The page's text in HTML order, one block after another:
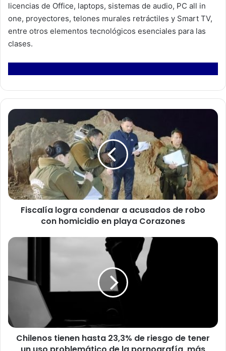
licencias de Office, laptops, sistemas de audio, PC all in
one, proyectores, telones murales retráctiles y Smart TV,
entre otros elementos tecnológicos esenciales para las
clases.
F
s
c
a
l
í
a
l
a
d
a
r
Fiscalía logra condenar a acusados de robo
con homicidio en playa Corazones
C
l
s
t
Chilenos tienen hasta 23,3% de riesgo de tener